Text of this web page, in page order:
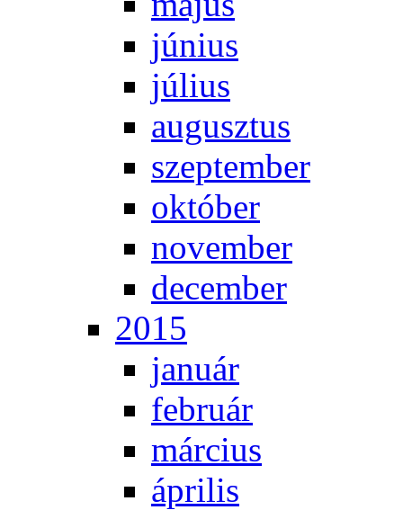
jú­ni­us
jú­li­us
au­gusz­tus
szep­tem­ber
ok­tó­ber
no­vem­ber
de­cem­ber
2015
ja­nu­ár
feb­ru­ár
már­ci­us
áp­ri­lis